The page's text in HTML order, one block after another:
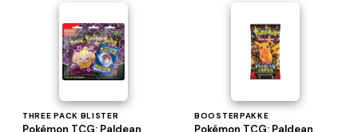
THREE PACK BLISTER
Pokémon TCG: Paldean
BOOSTERPAKKE
Pokémon TCG: Paldean